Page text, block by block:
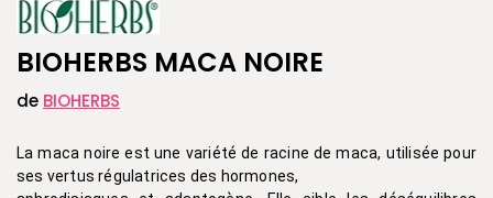
BIOHERBS MACA NOIRE
de BIOHERBS
La maca noire est une variété de racine de maca, utilisée pour
ses vertus régulatrices des hormones,